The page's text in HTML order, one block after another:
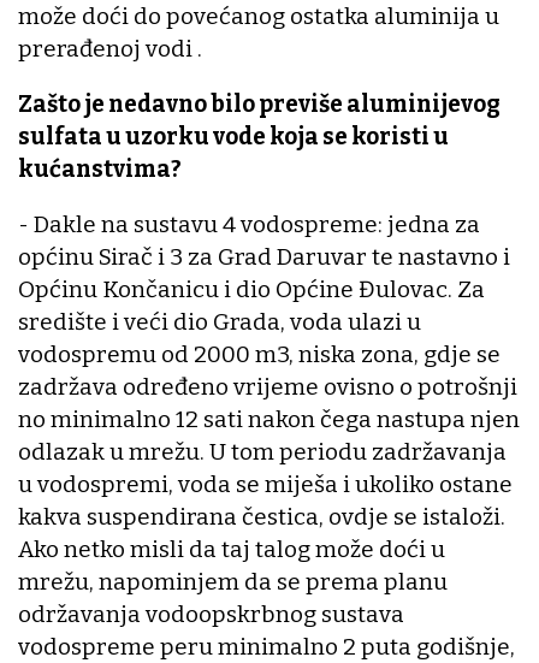
može doći do povećanog ostatka aluminija u
prerađenoj vodi .
Zašto je nedavno bilo previše aluminijevog
sulfata u uzorku vode koja se koristi u
kućanstvima?
- Dakle na sustavu 4 vodospreme: jedna za
općinu Sirač i 3 za Grad Daruvar te nastavno i
Općinu Končanicu i dio Općine Đulovac. Za
središte i veći dio Grada, voda ulazi u
vodospremu od 2000 m3, niska zona, gdje se
zadržava određeno vrijeme ovisno o potrošnji
no minimalno 12 sati nakon čega nastupa njen
odlazak u mrežu. U tom periodu zadržavanja
u vodospremi, voda se miješa i ukoliko ostane
kakva suspendirana čestica, ovdje se istaloži.
Ako netko misli da taj talog može doći u
mrežu, napominjem da se prema planu
održavanja vodoopskrbnog sustava
vodospreme peru minimalno 2 puta godišnje,